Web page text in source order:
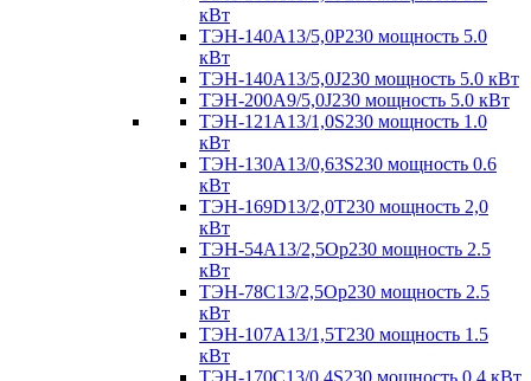
кВт
ТЭН-140А13/5,0Р230 мощность 5.0
кВт
ТЭН-140А13/5,0J230 мощность 5.0 кВт
ТЭН-200А9/5,0J230 мощность 5.0 кВт
ТЭН-121А13/1,0S230 мощность 1.0
кВт
ТЭН-130А13/0,63S230 мощность 0.6
кВт
ТЭН-169D13/2,0T230 мощность 2,0
кВт
ТЭН-54А13/2,5Ор230 мощность 2.5
кВт
ТЭН-78С13/2,5Ор230 мощность 2.5
кВт
ТЭН-107А13/1,5Т230 мощность 1.5
кВт
ТЭН-170C13/0,4S230 мощность 0,4 кВт